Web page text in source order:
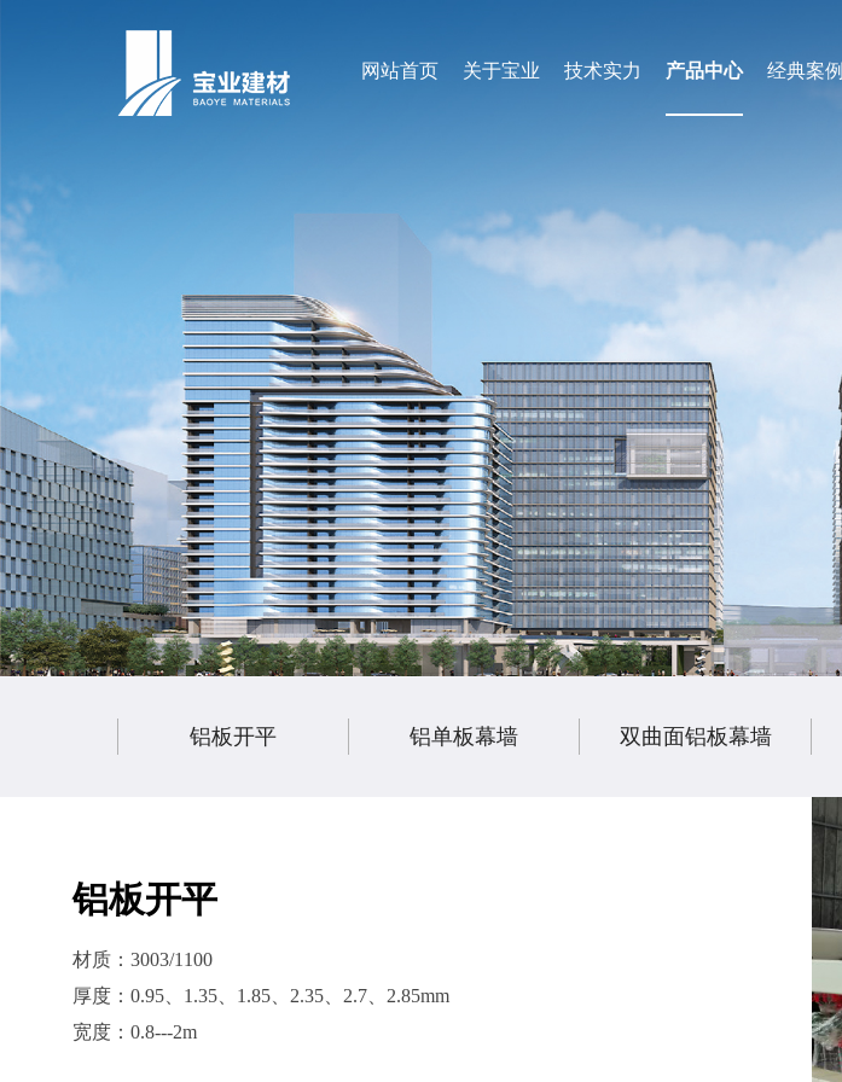
网站首页 关于宝业 技术实力 产品中心 经典案例
铝板开平 铝单板幕墙 双曲面铝板幕墙
铝板开平
材质：3003/1100
厚度：0.95、1.35、1.85、2.35、2.7、2.85mm
宽度：0.8---2m